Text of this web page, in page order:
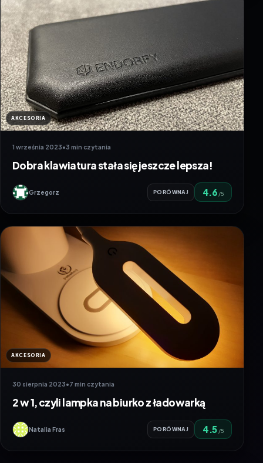
AKCESORIA
1 września 2023•3 min czytania
Dobra klawiatura stała się jeszcze lepsza!
Grzegorz PORÓWNAJ 4.6 /5
AKCESORIA
30 sierpnia 2023•7 min czytania
2 w 1, czyli lampka na biurko z ładowarką
Natalia Fras PORÓWNAJ 4.5 /5